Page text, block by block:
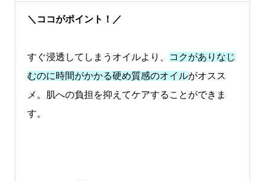
＼ココがポイント！／
すぐ浸透してしまうオイルより、
コクがありなじ
むのに時間がかかる硬め質感のオイルがオスス
メ。肌への負担を抑えてケアすることができま
す。